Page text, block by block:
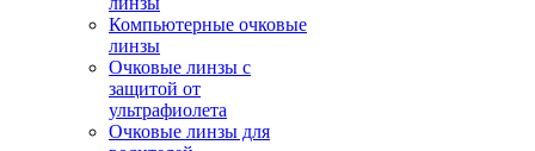
Компьютерные очковые
линзы
Очковые линзы с
защитой от
ультрафиолета
Очковые линзы для